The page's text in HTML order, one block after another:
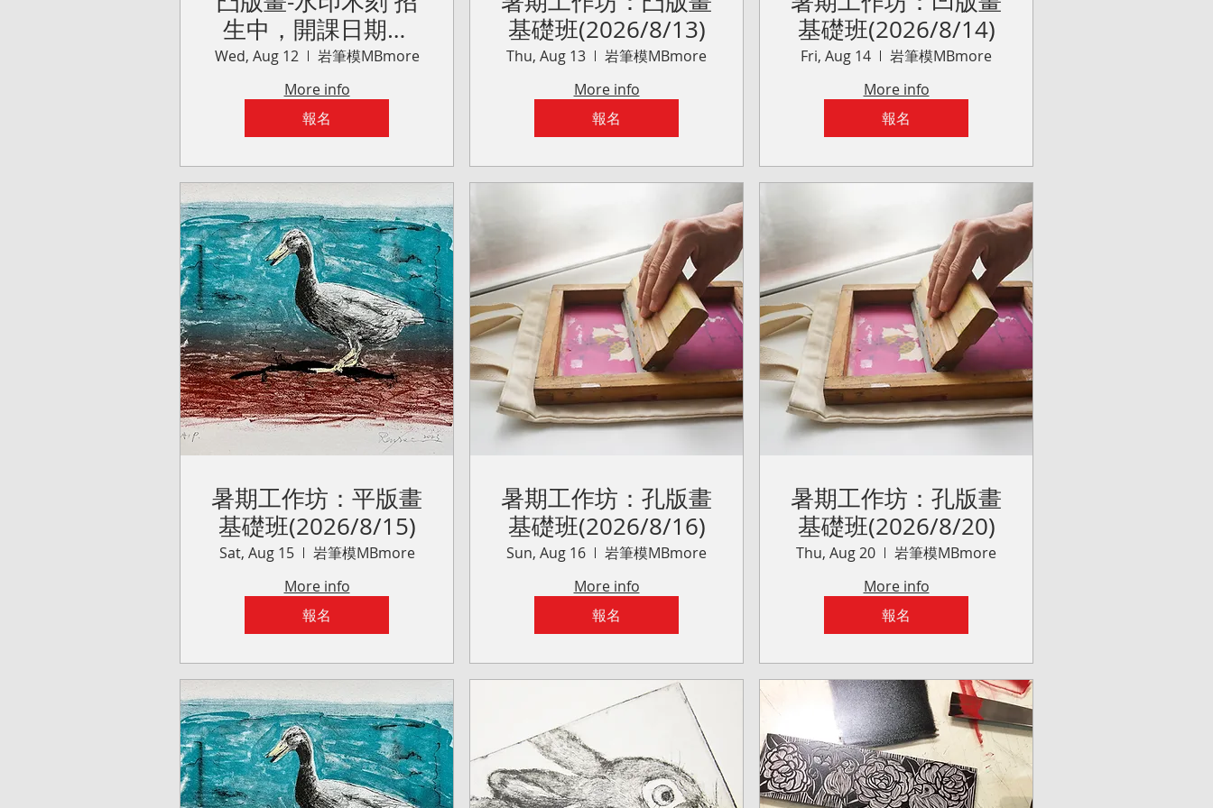
生中，開課日期：
2026/8/12(週三晚
班)
Wed, Aug 12
岩筆模MBmore
More info
報名
基礎班(2026/8/13)
Thu, Aug 13
岩筆模MBmore
More info
報名
基礎班(2026/8/14)
Fri, Aug 14
岩筆模MBmore
More info
報名
暑期工作坊：平版畫
基礎班(2026/8/15)
Sat, Aug 15
岩筆模MBmore
More info
報名
暑期工作坊：孔版畫
基礎班(2026/8/16)
Sun, Aug 16
岩筆模MBmore
More info
報名
暑期工作坊：孔版畫
基礎班(2026/8/20)
Thu, Aug 20
岩筆模MBmore
More info
報名